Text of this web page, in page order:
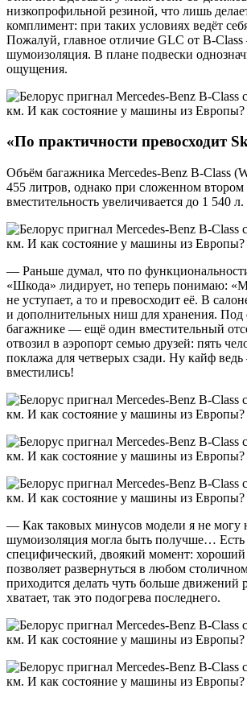
низкопрофильной резиной, что лишь
комплимент: при таких условиях ведёт
Пожалуй, главное отличие GLC от B-
шумоизоляция. В плане подвески
ощущения.
«По практичности превосходит
Объём багажника Mercedes-Benz B-Class
455 литров, однако при сложенном втором
вместительность увеличивается до 1 540 л.
— Раньше думал, что по
«Шкода» лидирует, но теперь понимаю:
не уступает, а то и превосходит её. В
и дополнительных ниш для хранения.
багажнике — ещё один вместительный
отвозил в аэропорт семью друзей: пять
поклажа для четверых сзади. Ну кайф
вместились!
— Как таковых минусов модели я не могу
шумоизоляция могла быть получше…
специфический, двоякий момент: хороший
позволяет развернуться в любом
приходится делать чуть больше движений
хватает, так это подогрева последнего.